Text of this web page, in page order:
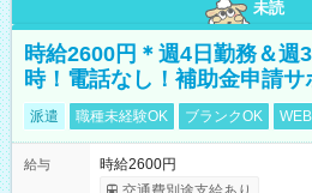
未読
時給2600円＊週4日勤務＆週
時！電話なし！補助金申請サ
派遣 職種未経験OK ブランクOK
給与
時給2600円